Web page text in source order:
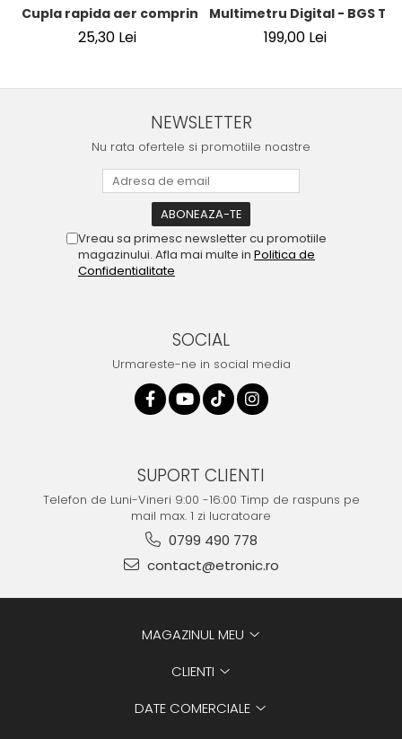
Cupla rapida aer comprimat cu racord furtun 8 mm (5/
25,30 Lei
Multimetru Digital - BGS
199,00 Lei
NEWSLETTER
Nu rata ofertele si promotiile noastre
Vreau sa primesc newsletter cu promotiile
magazinului. Afla mai multe in Politica de
Confidentialitate
SOCIAL
Urmareste-ne in social media
SUPORT CLIENTI
Telefon de Luni-Vineri 9:00 -16:00 Timp de raspuns pe
mail max. 1 zi lucratoare
0799 490 778
contact@etronic.ro
MAGAZINUL MEU
CLIENTI
DATE COMERCIALE